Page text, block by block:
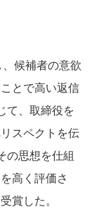
候補者の意欲
とで高い返信
て、取締役を
スペクトを伝
の思想を仕組
高く評価さ
賞した。